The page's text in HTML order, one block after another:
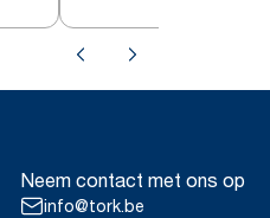
Neem contact met ons op
info@tork.be